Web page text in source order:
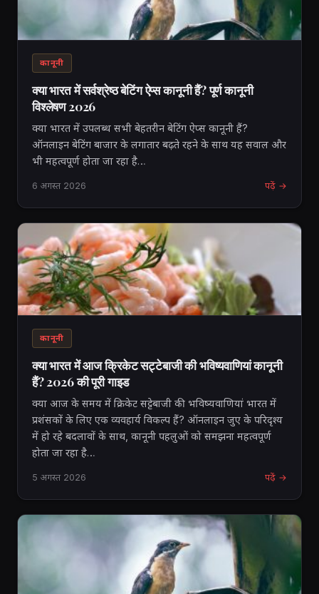
कानूनी
क्या भारत में सर्वश्रेष्ठ बेटिंग ऐप्स कानूनी हैं? पूर्ण कानूनी
विश्लेषण 2026
क्या भारत में उपलब्ध सभी बेहतरीन बेटिंग ऐप्स कानूनी हैं?
ऑनलाइन बेटिंग बाजार के लगातार बढ़ते रहने के साथ यह सवाल और
भी महत्वपूर्ण होता जा रहा है…
6 अगस्त 2026 पढ़ें →
कानूनी
क्या भारत में आज क्रिकेट सट्टेबाजी की भविष्यवाणियां कानूनी
हैं? 2026 की पूरी गाइड
क्या आज के समय में क्रिकेट सट्टेबाजी की भविष्यवाणियां भारत में
प्रशंसकों के लिए एक व्यवहार्य विकल्प हैं? ऑनलाइन जुए के परिदृश्य
में हो रहे बदलावों के साथ, कानूनी पहलुओं को समझना महत्वपूर्ण
होता जा रहा है…
5 अगस्त 2026 पढ़ें →